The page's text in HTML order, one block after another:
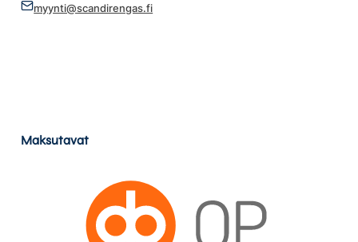
myynti@scandirengas.fi
Maksutavat